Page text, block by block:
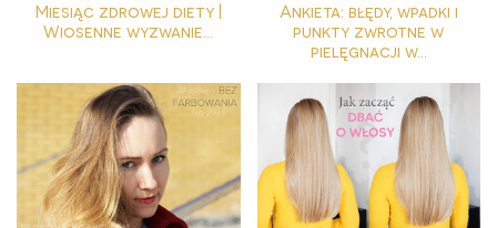
Miesiąc zdrowej diety |
Wiosenne wyzwanie...
Ankieta: błędy, wpadki i
punkty zwrotne w
pielęgnacji w...